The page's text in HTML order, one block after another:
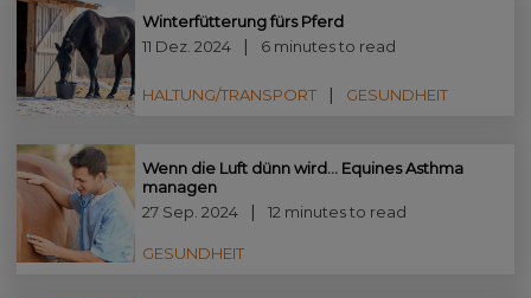
Winterfütterung fürs Pferd
11 Dez. 2024
6 minutes to read
HALTUNG/TRANSPORT GESUNDHEIT
Wenn die Luft dünn wird… Equines Asthma
managen
27 Sep. 2024
12 minutes to read
GESUNDHEIT